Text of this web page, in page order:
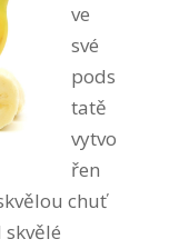
ve
své
pods
tatě
vytvo
řen
chuť